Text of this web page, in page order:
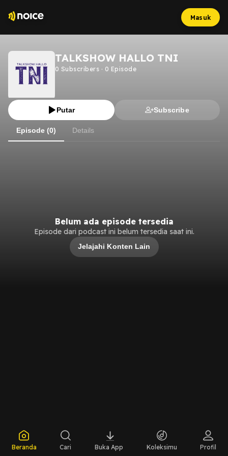
Masuk
TALKSHOW HALLO TNI
0 Subscribers · 0 Episode
Putar Subscribe
Episode (0) Details
Belum ada episode tersedia
Episode dari podcast ini belum tersedia saat ini.
Jelajahi Konten Lain
Beranda Cari Buka App Koleksimu Profil